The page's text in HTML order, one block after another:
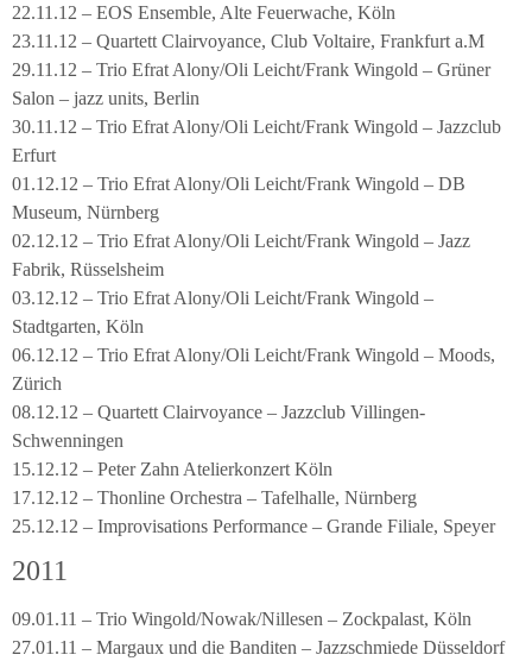
22.11.12 – EOS Ensemble, Alte Feuerwache, Köln
23.11.12 – Quartett Clairvoyance, Club Voltaire, Frankfurt a.M
29.11.12 – Trio Efrat Alony/Oli Leicht/Frank Wingold – Grüner
Salon – jazz units, Berlin
30.11.12 – Trio Efrat Alony/Oli Leicht/Frank Wingold – Jazzclub
Erfurt
01.12.12 – Trio Efrat Alony/Oli Leicht/Frank Wingold – DB
Museum, Nürnberg
02.12.12 – Trio Efrat Alony/Oli Leicht/Frank Wingold – Jazz
Fabrik, Rüsselsheim
03.12.12 – Trio Efrat Alony/Oli Leicht/Frank Wingold –
Stadtgarten, Köln
06.12.12 – Trio Efrat Alony/Oli Leicht/Frank Wingold – Moods,
Zürich
08.12.12 – Quartett Clairvoyance – Jazzclub Villingen-
Schwenningen
15.12.12 – Peter Zahn Atelierkonzert Köln
17.12.12 – Thonline Orchestra – Tafelhalle, Nürnberg
25.12.12 – Improvisations Performance – Grande Filiale, Speyer
2011
09.01.11 – Trio Wingold/Nowak/Nillesen – Zockpalast, Köln
27.01.11 – Margaux und die Banditen – Jazzschmiede Düsseldorf